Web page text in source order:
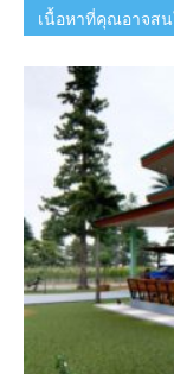
เนื้อหาที่คุณอาจสน